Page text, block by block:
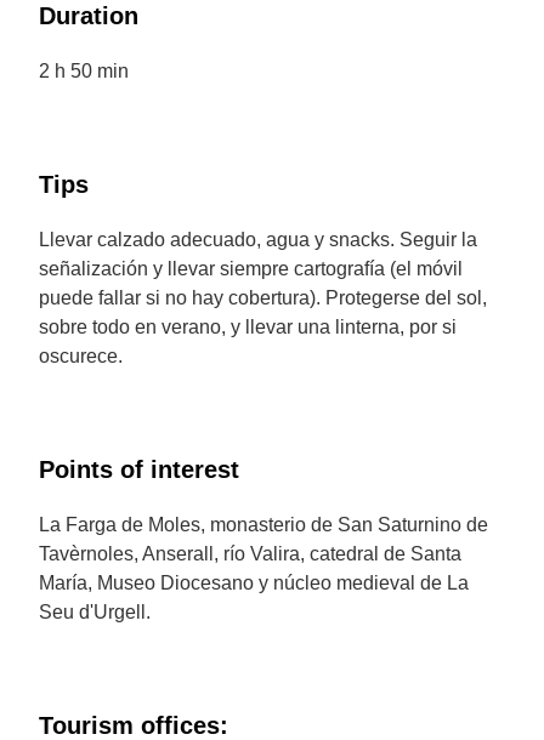
Duration
2 h 50 min
Tips
Llevar calzado adecuado, agua y snacks. Seguir la
señalización y llevar siempre cartografía (el móvil
puede fallar si no hay cobertura). Protegerse del sol,
sobre todo en verano, y llevar una linterna, por si
oscurece.
Points of interest
La Farga de Moles, monasterio de San Saturnino de
Tavèrnoles, Anserall, río Valira, catedral de Santa
María, Museo Diocesano y núcleo medieval de La
Seu d'Urgell.
Tourism offices: